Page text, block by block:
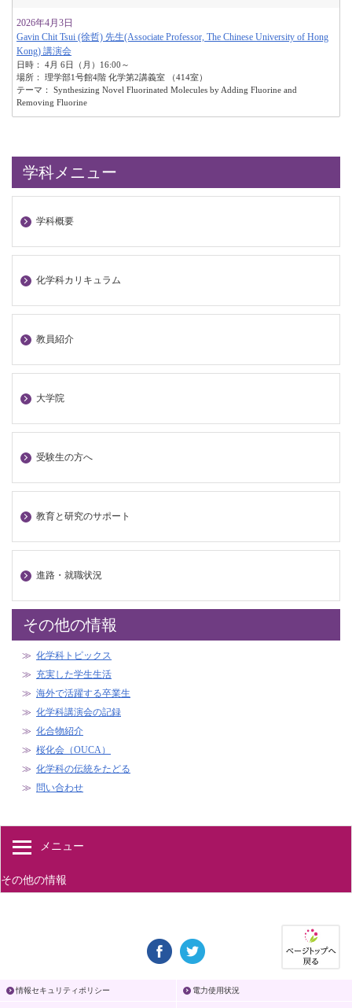
2026年4月3日
Gavin Chit Tsui (徐哲) 先生(Associate Professor, The Chinese University of Hong
Kong) 講演会
日時： 4月 6日（月）16:00～
場所： 理学部1号館4階 化学第2講義室 （414室）
テーマ： Synthesizing Novel Fluorinated Molecules by Adding Fluorine and
Removing Fluorine
学科メニュー
学科概要
化学科カリキュラム
教員紹介
大学院
受験生の方へ
教育と研究のサポート
進路・就職状況
その他の情報
化学科トピックス
充実した学生生活
海外で活躍する卒業生
化学科講演会の記録
化合物紹介
桜化会（OUCA）
化学科の伝統をたどる
問い合わせ
メニュー
その他の情報
情報セキュリティポリシー 電力使用状況